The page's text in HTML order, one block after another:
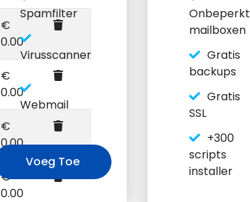
€
0.00
€
0.00
€
0.00
€
0.00
Spamfilter
Virusscanner
Webmail
Voeg Toe
Onbeperkt
mailboxen
Gratis
backups
Gratis
SSL
+300
scripts
installer